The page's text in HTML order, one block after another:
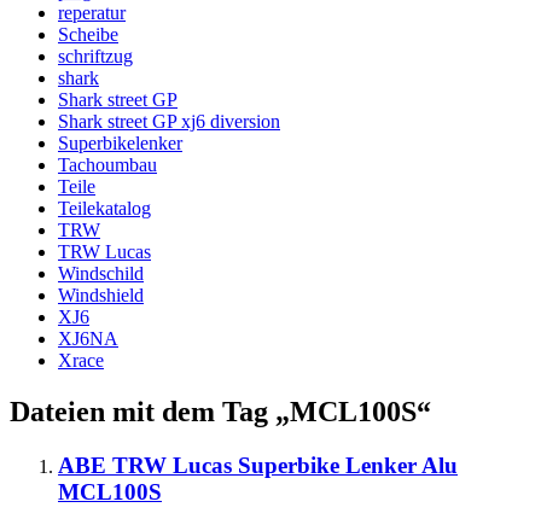
reperatur
Scheibe
schriftzug
shark
Shark street GP
Shark street GP xj6 diversion
Superbikelenker
Tachoumbau
Teile
Teilekatalog
TRW
TRW Lucas
Windschild
Windshield
XJ6
XJ6NA
Xrace
Dateien mit dem Tag „MCL100S“
ABE TRW Lucas Superbike Lenker Alu
MCL100S